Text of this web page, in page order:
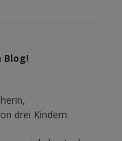
Blog!
drei Kindern.